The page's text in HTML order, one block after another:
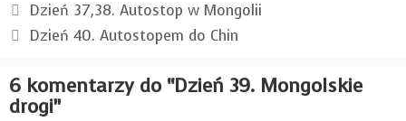
Dzień 37,38. Autostop w Mongolii
Dzień 40. Autostopem do Chin
6 komentarzy do “Dzień 39. Mongolskie
drogi”